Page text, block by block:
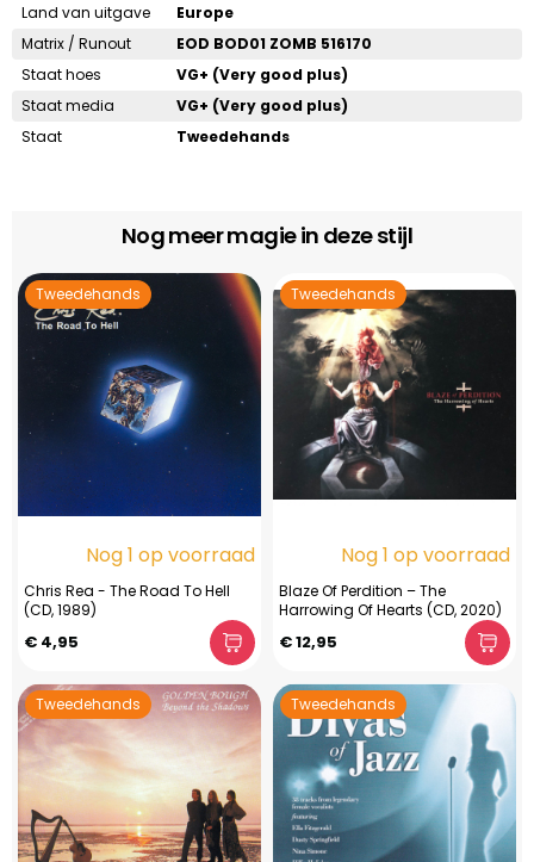
Land van uitgave
Europe
Matrix / Runout
EOD BOD01 ZOMB 516170
Staat hoes
VG+ (Very good plus)
Staat media
VG+ (Very good plus)
Staat
Tweedehands
Nog meer magie in deze stijl
Tweedehands
Nog 1 op voorraad
Chris Rea - The Road To Hell
(CD, 1989)
€ 4,95
Tweedehands
Nog 1 op voorraad
Blaze Of Perdition ‎– The
Harrowing Of Hearts (CD, 2020)
€ 12,95
Tweedehands Tweedehands